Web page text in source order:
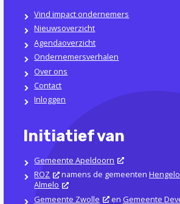
Vind impact ondernemers
Nieuwsoverzicht
Agendaoverzicht
Ondernemersverhalen
Over ons
Contact
Inloggen
Initiatief van
Gemeente Apeldoorn
ROZ
namens de gemeentenHengelo
Almelo
Gemeente Zwolle
en Gemeente